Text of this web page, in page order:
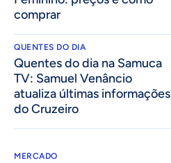
comprar
QUENTES DO DIA
Quentes do dia na Samuca
TV: Samuel Venâncio
atualiza últimas informações
do Cruzeiro
MERCADO